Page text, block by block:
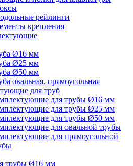
рейлинги
крепления
Ø16 мм
Ø25 мм
Ø50 мм
овальная, прямоугольная
для труб
для трубы Ø16 мм
для трубы Ø25 мм
для трубы Ø50 мм
для овальной трубы
для прямоугольной
трубы Ø16 мм